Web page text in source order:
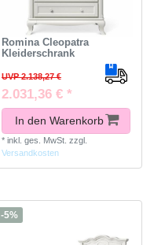
Romina Cleopatra
Kleiderschrank
UVP 2.138,27 €
2.031,36 € *
In den Warenkorb
* inkl. ges. MwSt. zzgl.
Versandkosten
-5%